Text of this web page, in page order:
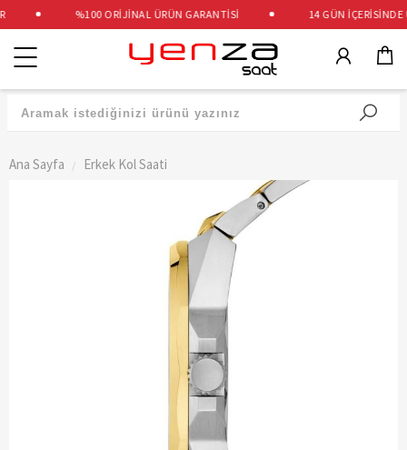
%100 ORİJİNAL ÜRÜN GARANTİSİ 14 GÜN İÇERİSİNDE
Kategoriler
Ana Sayfa Erkek Kol Saati